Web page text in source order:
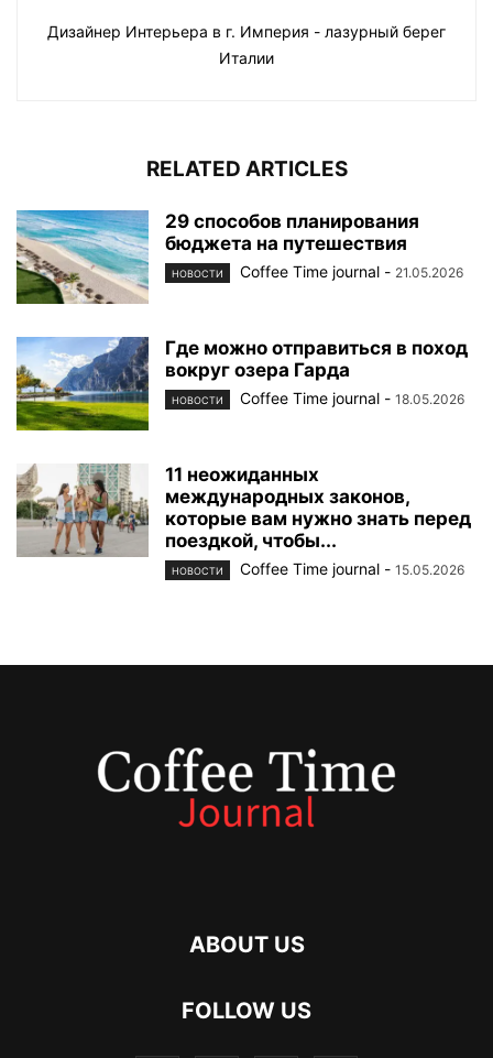
Дизайнер Интерьера в г. Империя - лазурный берег
Италии
RELATED ARTICLES
29 способов планирования
бюджета на путешествия
НОВОСТИ Coffee Time journal - 21.05.2026
Где можно отправиться в поход
вокруг озера Гарда
НОВОСТИ Coffee Time journal - 18.05.2026
11 неожиданных
международных законов,
которые вам нужно знать перед
поездкой, чтобы...
НОВОСТИ Coffee Time journal - 15.05.2026
ABOUT US
FOLLOW US